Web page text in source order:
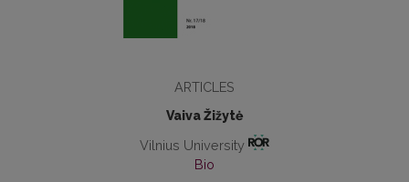
ARTICLES
Vaiva Žižytė
Vilnius University
Bio